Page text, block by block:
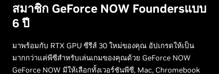
สมาชิก GeForce NOW Foundersแบบ
6 ปี
มาพร้อมกับ RTX GPU ซีรีส์ 30 ใหม่ของคุณ อัปเกรดให้เป็น
มากกว่าแค่พีซีสำหรับเล่นเกมของคุณด้วย GeForce NOW
GeForce NOW มีให้เลือกทั้งเวอร์ชันพีซี, Mac, Chromebook